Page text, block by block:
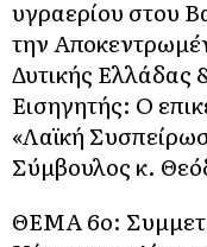
υγραερίου στου
την
Δυτικής Ελλάδας
Εισηγητής: Ο
«Λαϊκή
Σύμβουλος κ.
ΘΕΜΑ 6o: